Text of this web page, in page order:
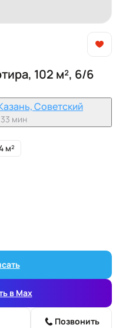
102 м², 6/6
Советский
33 мин
м²
в Max
Позвонить